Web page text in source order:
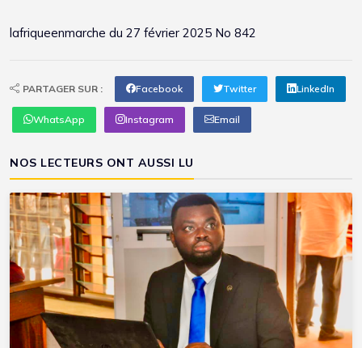
lafriqueenmarche du 27 février 2025 No 842
PARTAGER SUR : Facebook Twitter LinkedIn
WhatsApp Instagram Email
NOS LECTEURS ONT AUSSI LU